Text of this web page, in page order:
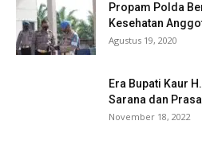
Propam Polda
Kesehatan
Agustus 19, 2020
Era Bupati Kaur
Sarana dan
November 18, 2022